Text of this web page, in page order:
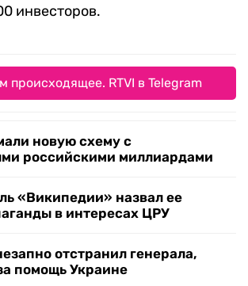
инвесторов.
происходящее. RTVI в Telegram
новую схему с
российскими миллиардами
«Википедии» назвал ее
в интересах ЦРУ
отстранил генерала,
помощь Украине